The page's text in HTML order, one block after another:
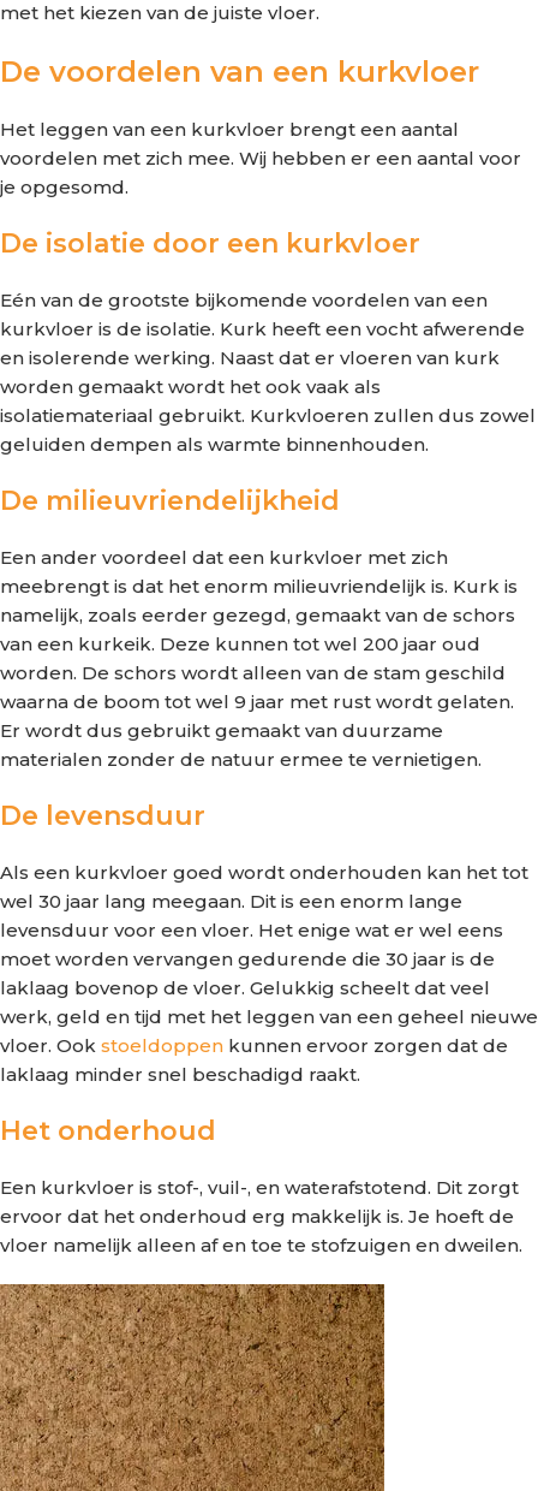
met het kiezen van de juiste vloer.
De voordelen van een kurkvloer
Het leggen van een kurkvloer brengt een aantal
voordelen met zich mee. Wij hebben er een aantal voor
je opgesomd.
De isolatie door een kurkvloer
Eén van de grootste bijkomende voordelen van een
kurkvloer is de isolatie. Kurk heeft een vocht afwerende
en isolerende werking. Naast dat er vloeren van kurk
worden gemaakt wordt het ook vaak als
isolatiemateriaal gebruikt. Kurkvloeren zullen dus zowel
geluiden dempen als warmte binnenhouden.
De milieuvriendelijkheid
Een ander voordeel dat een kurkvloer met zich
meebrengt is dat het enorm milieuvriendelijk is. Kurk is
namelijk, zoals eerder gezegd, gemaakt van de schors
van een kurkeik. Deze kunnen tot wel 200 jaar oud
worden. De schors wordt alleen van de stam geschild
waarna de boom tot wel 9 jaar met rust wordt gelaten.
Er wordt dus gebruikt gemaakt van duurzame
materialen zonder de natuur ermee te vernietigen.
De levensduur
Als een kurkvloer goed wordt onderhouden kan het tot
wel 30 jaar lang meegaan. Dit is een enorm lange
levensduur voor een vloer. Het enige wat er wel eens
moet worden vervangen gedurende die 30 jaar is de
laklaag bovenop de vloer. Gelukkig scheelt dat veel
werk, geld en tijd met het leggen van een geheel nieuwe
vloer. Ook stoeldoppen kunnen ervoor zorgen dat de
laklaag minder snel beschadigd raakt.
Het onderhoud
Een kurkvloer is stof-, vuil-, en waterafstotend. Dit zorgt
ervoor dat het onderhoud erg makkelijk is. Je hoeft de
vloer namelijk alleen af en toe te stofzuigen en dweilen.